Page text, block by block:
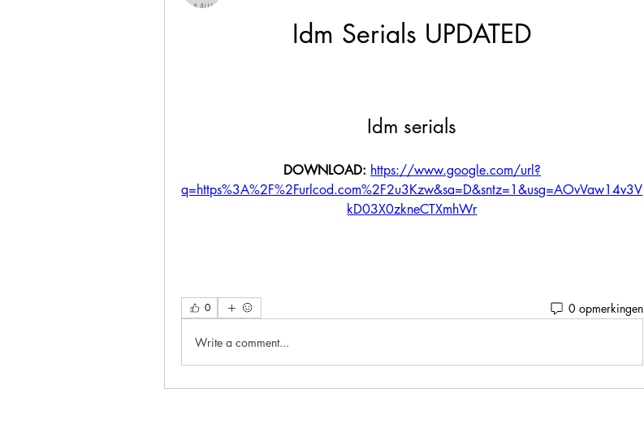
Idm Serials UPDATED
Idm serials
DOWNLOAD: https://www.google.com/url?
q=https%3A%2F%2Furlcod.com%2F2u3Kzw&sa=D&sntz=1&usg=AOvVaw14v3V
kD03X0zkneCTXmhWr
0 0 opmerkingen
Write a comment...